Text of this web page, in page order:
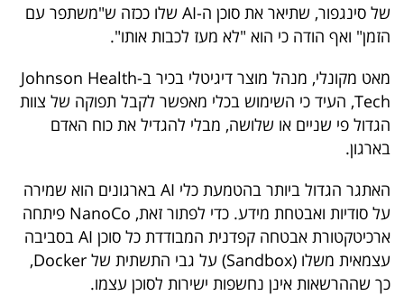
של סינגפור, שתיאר את סוכן ה-AI שלו ככזה ש"משתפר עם
הזמן" ואף הודה כי הוא "לא מעז לכבות אותו".
מאט מקונלי, מנהל מוצר דיגיטלי בכיר ב-Johnson Health
Tech, העיד כי השימוש בכלי מאפשר לקבל תפוקה של צוות
הגדול פי שניים או שלושה, מבלי להגדיל את כוח האדם
בארגון.
האתגר הגדול ביותר בהטמעת כלי AI בארגונים הוא שמירה
על סודיות ואבטחת מידע. כדי לפתור זאת, NanoCo פיתחה
ארכיטקטורת אבטחה קפדנית המבודדת כל סוכן AI בסביבה
עצמאית משלו (Sandbox) על גבי התשתית של Docker,
כך שההרשאות אינן נחשפות ישירות לסוכן עצמו.